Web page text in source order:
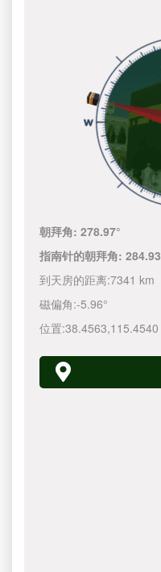
朝拜角:278.97°
指南针的朝拜角:284.93
到天房的距离:7341 km
磁偏角:-5.96°
位置:38.4563,115.4540